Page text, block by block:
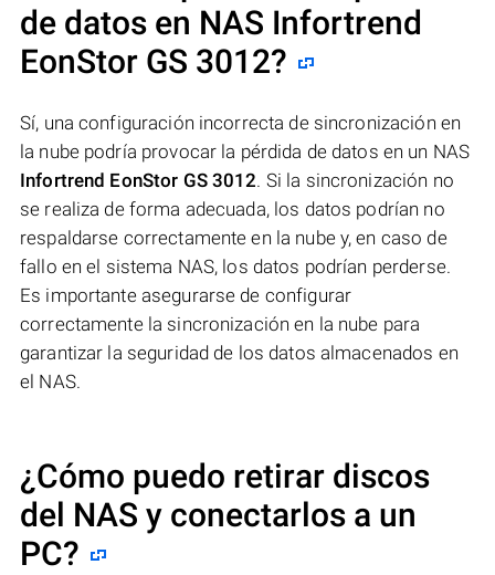
de datos en NAS Infortrend
EonStor GS 3012?
Sí, una configuración incorrecta de sincronización en
la nube podría provocar la pérdida de datos en un NAS
Infortrend EonStor GS 3012. Si la sincronización no
se realiza de forma adecuada, los datos podrían no
respaldarse correctamente en la nube y, en caso de
fallo en el sistema NAS, los datos podrían perderse.
Es importante asegurarse de configurar
correctamente la sincronización en la nube para
garantizar la seguridad de los datos almacenados en
el NAS.
¿Cómo puedo retirar discos
del NAS y conectarlos a un
PC?